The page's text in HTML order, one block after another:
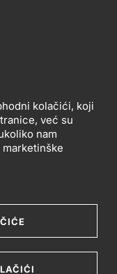
kolačići, koji
već su
nam
Sarajevo
d.o.o. i Petrol d.d.,
Opći uslovi